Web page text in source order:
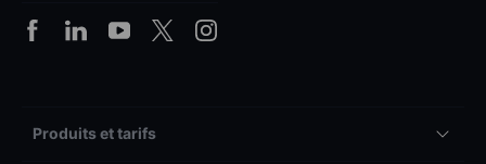
Produits et tarifs